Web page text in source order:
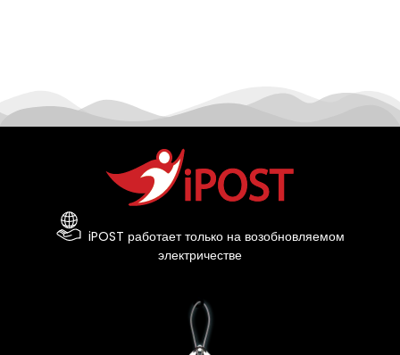
iPOST работает только на возобновляемом
электричестве